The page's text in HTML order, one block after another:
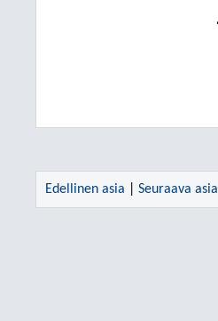
Edellinen asia Seuraava asia